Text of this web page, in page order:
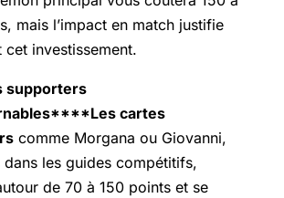
mais l’impact en match justifie
cet investissement.
supporters
cartes
comme Morgana ou Giovanni,
dans les guides compétitifs,
de 70 à 150 points et se